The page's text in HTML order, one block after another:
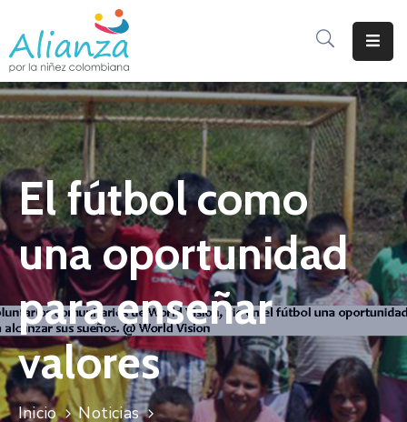
Inicio
La
Alianza
Documentos
Prensa
Sé
Parte
De
Alianza
Participación
De
Niñez
El fútbol como
una oportunidad
para enseñar
valores
Inicio
Noticias